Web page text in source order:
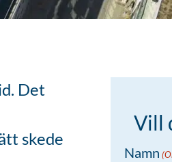
Det
skede
Vill
Namn